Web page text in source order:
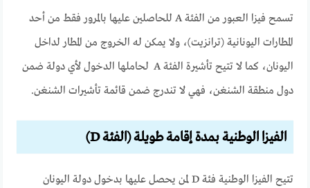
تسمح فيزا العبور من الفئة A للحاصلين عليها بالمرور فقط من أحد
المطارات اليونانية (ترانزيت)، ولا يمكن له الخروج من المطار لداخل
اليونان،
كما لا تتيح تأشيرة الفئة A لحاملها الدخول لأي دولة ضمن
دول منطقة الشنغن، فهي لا تندرج ضمن قائمة تأشيرات الشنغن.
الفيزا الوطنية بمدة إقامة طويلة (الفئة D)
تتيح الفيزا الوطنية فئة D لمن يحصل عليها بدخول دولة اليونان